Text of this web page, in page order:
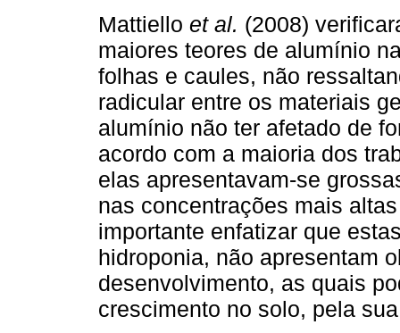
Mattiello et al. (2008)
maiores teores de alumínio
folhas e caules, não
radicular entre os materiais
alumínio não ter afetado de
acordo com a maioria dos
elas apresentavam-se
nas concentrações mais
importante enfatizar que
hidroponia, não apresentam
desenvolvimento, as quais
crescimento no solo, pela